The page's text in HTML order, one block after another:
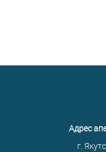
Адрес
г.